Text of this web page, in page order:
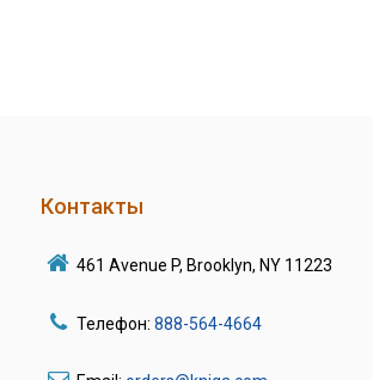
Контакты
461 Avenue P, Brooklyn, NY 11223
Телефон: 888-564-4664